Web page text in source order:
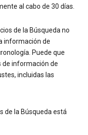
al cabo de 30 días.
de la Búsqueda no
información de
Puede que
de información de
incluidas las
de la Búsqueda está